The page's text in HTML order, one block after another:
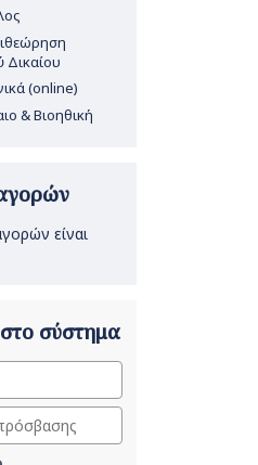
(online)
& Βιοηθική
είναι
σύστημα